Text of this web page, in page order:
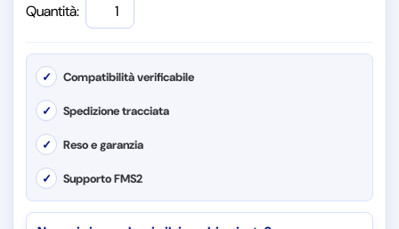
Quantità:
✓ Compatibilità verificabile
✓ Spedizione tracciata
✓ Reso e garanzia
✓ Supporto FMS2